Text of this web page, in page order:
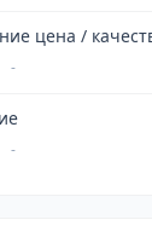
цена /
-
-